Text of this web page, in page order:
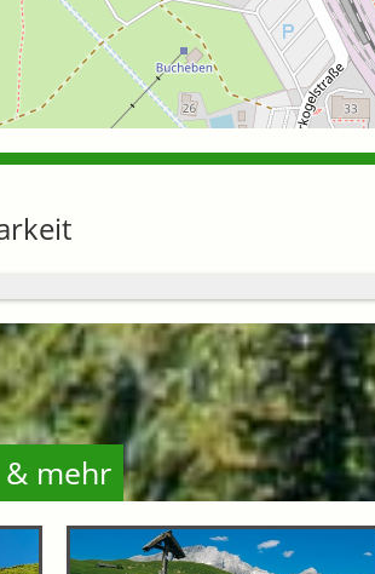
& mehr